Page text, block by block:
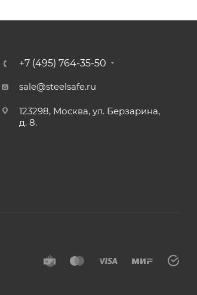
+7 (495) 764-35-50
sale@steelsafe.ru
123298, Москва, ул. Берзарина,
д. 8.